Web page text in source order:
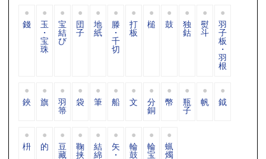
錢 玉
・
宝
珠
宝
結
び
団
子
地
紙
滕
・
千
切
打
板
槌 鼓 独
鈷
熨
斗
羽
子
板
・
羽
根
鋏 旗 羽
箒
袋 筆 船 文 分
銅
幣 瓶
子
帆 鉞
枡 的 豆
藏
鞠
挟
結
綿
矢
・
輪
鼓
輪
宝
蝋
燭